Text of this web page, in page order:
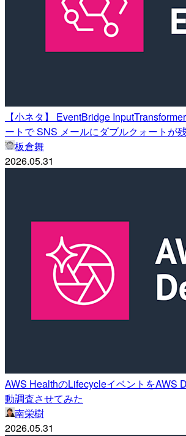
【小ネタ】 EventBridge
ートで SNS メールにダブルクォートが
板倉舞
2026.05.31
AWS HealthのLifecycleイベントをAWS
動調査させてみた
南栄樹
2026.05.31